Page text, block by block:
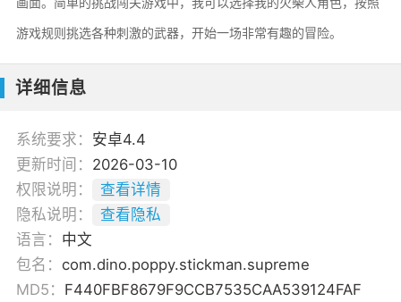
游戏规则挑选各种刺激的武器，开始一场非常有趣的冒险。
详细信息
系统要求： 安卓4.4
更新时间： 2026-03-10
权限说明：
查看详情
隐私说明：
查看隐私
语言： 中文
包名： com.dino.poppy.stickman.supreme
MD5： F440FBF8679F9CCB7535CAA539124FAF